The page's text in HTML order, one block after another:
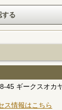
45 ギークスオカ
ス情報はこちら